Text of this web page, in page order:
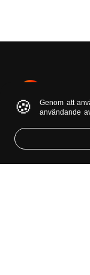
TradeVenue är en
små- och
information om
hemsida kan ni ta
🍪
Genom att
användande